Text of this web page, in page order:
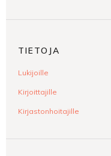
TIETOJA
Lukijoille
Kirjoittajille
Kirjastonhoitajille